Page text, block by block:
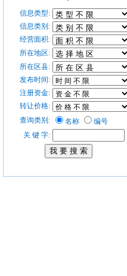
信息类型:
信息类别:
经营面积:
所在地区:
所在区县:
发布时间:
注册资金:
转让价格:
查询类别:
名称
编号
关 键 字: